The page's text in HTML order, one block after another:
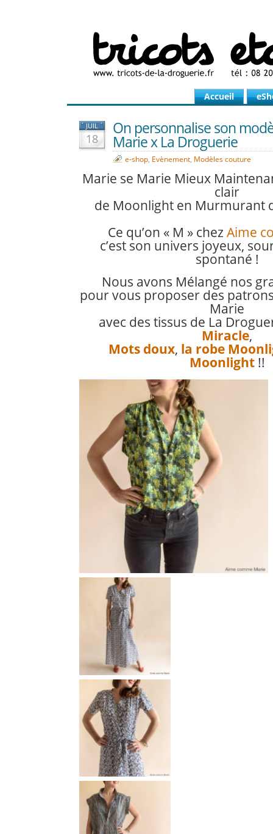
Accueil
JUIL
18
On personnalise son
Marie x La Droguerie
e-shop, Evènement, Modèles couture
Marie se Marie Mieux
clair
de Moonlight en Murmurant
Ce qu’on « M » chez Aime
c’est son univers joyeux,
spontané !
Nous avons Mélangé nos
pour vous proposer des
Marie
avec des tissus de La
Miracle,
Mots doux, la robe
Moonlight!!